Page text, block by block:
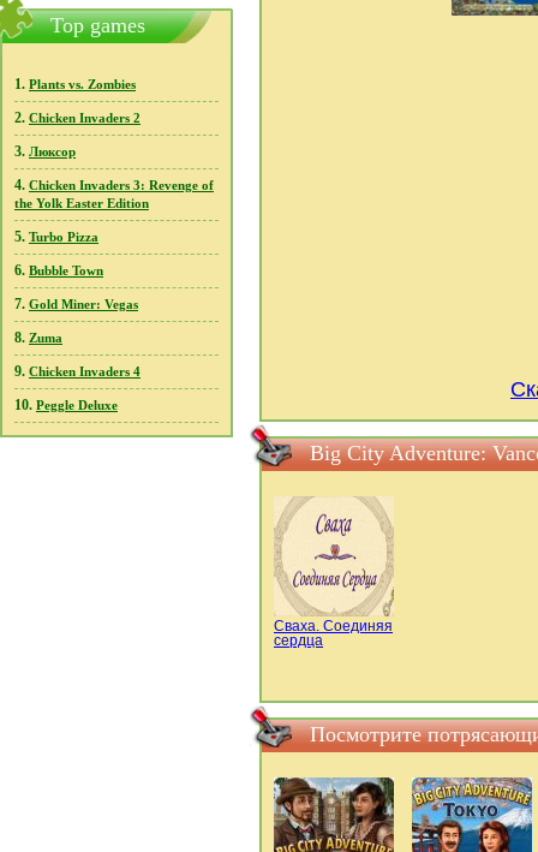
Top games
1. Plants vs. Zombies
2. Chicken Invaders 2
3. Люксор
4. Chicken Invaders 3: Revenge of
the Yolk Easter Edition
5. Turbo Pizza
6. Bubble Town
7. Gold Miner: Vegas
8. Zuma
9. Chicken Invaders 4
10. Peggle Deluxe
Big City Adventure:
Сваха. Соединяя
сердца
Посмотрите